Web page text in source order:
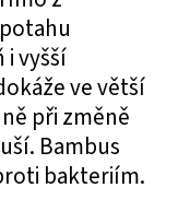
vyšší
ve větší
při změně
Bambus
bakteriím.